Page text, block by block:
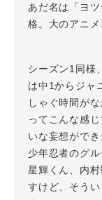
あだ名は「ヨ
格。大のアニメ
シーズン1同様
は中1からジャ
しゃぐ時間が
ってこんな感
いな妄想がで
少年忍者のグ
星輝くん、内
すけど、そう